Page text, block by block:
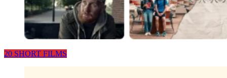
20 SHORT FILMS